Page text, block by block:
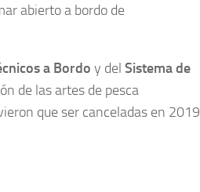
abierto a bordo de
a Bordo y del Sistema de
de las artes de pesca
que ser canceladas en 2019